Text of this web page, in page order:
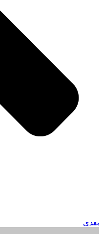
بعدی